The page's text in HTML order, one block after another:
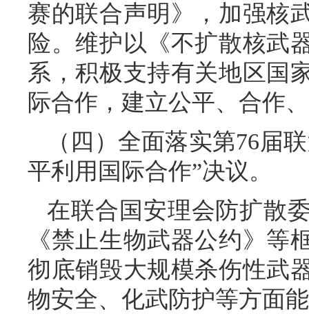
赛的联合声明》，加强核
险。维护以《不扩散核武
系，积极支持有关地区国
际合作，建立公平、合作
（四）全面落实第76届
平利用国际合作”决议。
在联合国安理会防扩散
《禁止生物武器公约》等
彻底销毁大规模杀伤性武
物安全、化武防护等方面